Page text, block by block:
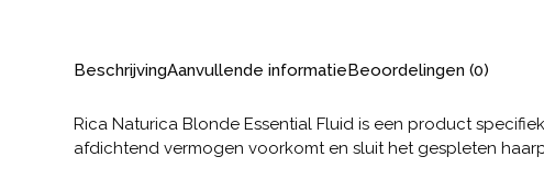
BeschrijvingAanvullende informatieBeoordelingen (0)
Rica Naturica Blonde Essential Fluid is een product
afdichtend vermogen voorkomt en sluit het gespleten